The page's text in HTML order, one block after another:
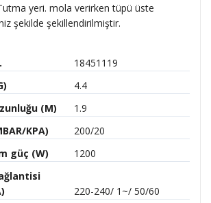
yeri. mola verirken tüpü üste
şekilde şekillendirilmiştir.
18451119
4.4
(M)
1.9
KPA)
200/20
güç (W)
1200
220-240/ 1~/ 50/60